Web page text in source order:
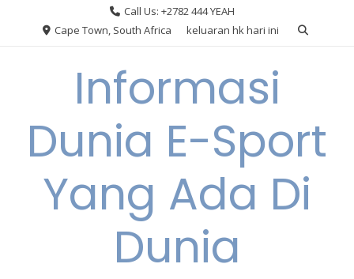
Call Us: +2782 444 YEAH
Cape Town, South Africa
keluaran hk hari ini
Informasi
Dunia E-Sport
Yang Ada Di
Dunia